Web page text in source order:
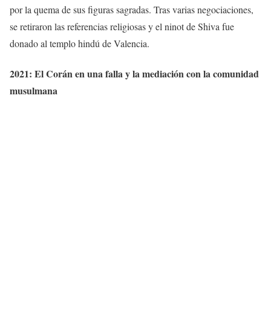
por la quema de sus figuras sagradas. Tras varias negociaciones,
se retiraron las referencias religiosas y el ninot de Shiva fue
donado al templo hindú de Valencia.
2021: El Corán en una falla y la mediación con la comunidad
musulmana